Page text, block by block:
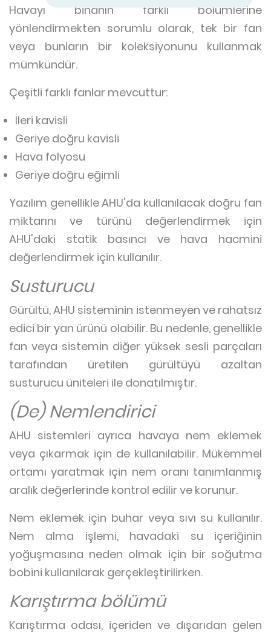
Havayı binanın farklı bölümlerine
yönlendirmekten sorumlu olarak, tek bir fan
veya bunların bir koleksiyonunu kullanmak
mümkündür.
Çeşitli farklı fanlar mevcuttur:
İleri kavisli
Geriye doğru kavisli
Hava folyosu
Geriye doğru eğimli
Yazılım genellikle AHU'da kullanılacak doğru fan
miktarını ve türünü değerlendirmek için
AHU'daki statik basıncı ve hava hacmini
değerlendirmek için kullanılır.
Susturucu
Gürültü, AHU sisteminin istenmeyen ve rahatsız
edici bir yan ürünü olabilir. Bu nedenle, genellikle
fan veya sistemin diğer yüksek sesli parçaları
tarafından üretilen gürültüyü azaltan
susturucu üniteleri ile donatılmıştır.
(De) Nemlendirici
AHU sistemleri ayrıca havaya nem eklemek
veya çıkarmak için de kullanılabilir. Mükemmel
ortamı yaratmak için nem oranı tanımlanmış
aralık değerlerinde kontrol edilir ve korunur.
Nem eklemek için buhar veya sıvı su kullanılır.
Nem alma işlemi, havadaki su içeriğinin
yoğuşmasına neden olmak için bir soğutma
bobini kullanılarak gerçekleştirilirken.
Karıştırma bölümü
Karıştırma odası, içeriden ve dışarıdan gelen